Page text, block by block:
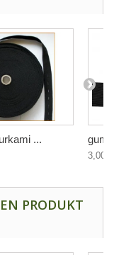
...
3,00
PRODUKT